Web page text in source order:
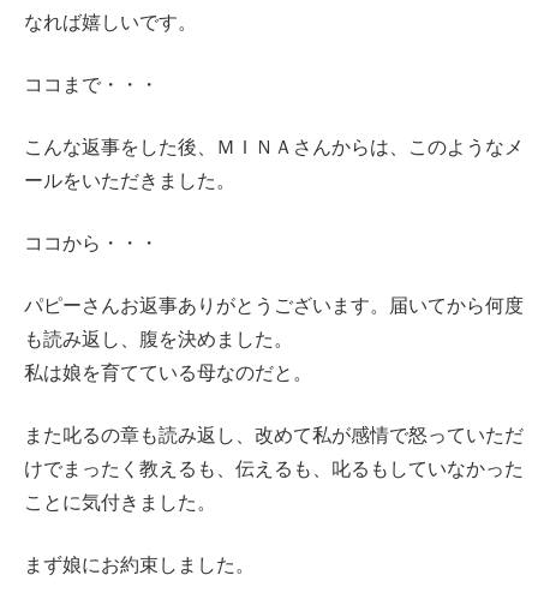
なれば嬉しいです。
ココまで・・・
こんな返事をした後、ＭＩＮＡさんからは、このようなメ
ールをいただきました。
ココから・・・
パピーさんお返事ありがとうございます。届いてから何度
も読み返し、腹を決めました。
私は娘を育てている母なのだと。
また叱るの章も読み返し、改めて私が感情で怒っていただ
けでまったく教えるも、伝えるも、叱るもしていなかった
ことに気付きました。
まず娘にお約束しました。